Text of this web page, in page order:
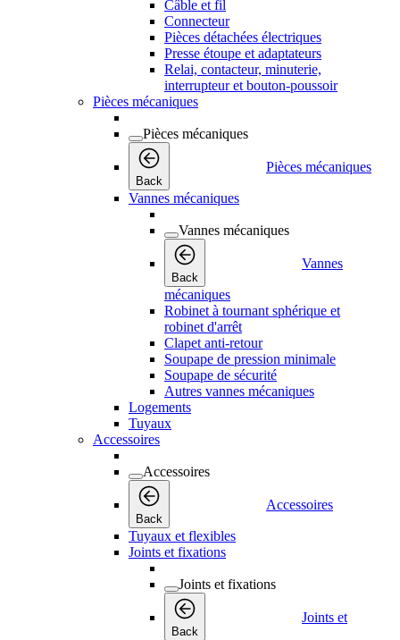
Câble et fil
Connecteur
Pièces détachées électriques
Presse étoupe et adaptateurs
Relai, contacteur, minuterie,
interrupteur et bouton-poussoir
Pièces mécaniques
Pièces mécaniques
Back
Pièces mécaniques
Vannes mécaniques
Vannes mécaniques
Back
Vannes
mécaniques
Robinet à tournant sphérique et
robinet d'arrêt
Clapet anti-retour
Soupape de pression minimale
Soupape de sécurité
Autres vannes mécaniques
Logements
Tuyaux
Accessoires
Accessoires
Back
Accessoires
Tuyaux et flexibles
Joints et fixations
Joints et fixations
Back
Joints et